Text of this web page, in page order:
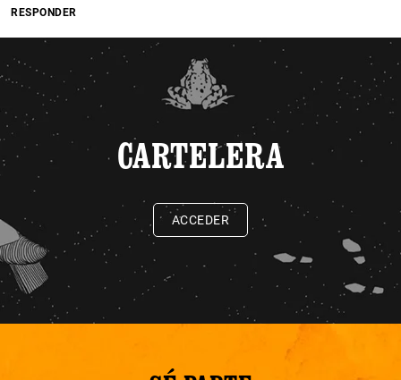
RESPONDER
CARTELERA
ACCEDER